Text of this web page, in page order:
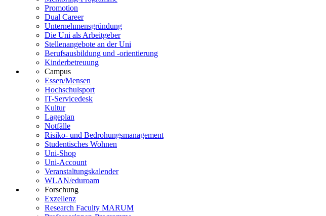
Promotion
Dual Career
Unternehmensgründung
Die Uni als Arbeitgeber
Stellenangebote an der Uni
Berufsausbildung und -orientierung
Kinderbetreuung
Campus
Essen/Mensen
Hochschulsport
IT-Servicedesk
Kultur
Lageplan
Notfälle
Risiko- und Bedrohungsmanagement
Studentisches Wohnen
Uni-Shop
Uni-Account
Veranstaltungskalender
WLAN/eduroam
Forschung
Exzellenz
Research Faculty MARUM